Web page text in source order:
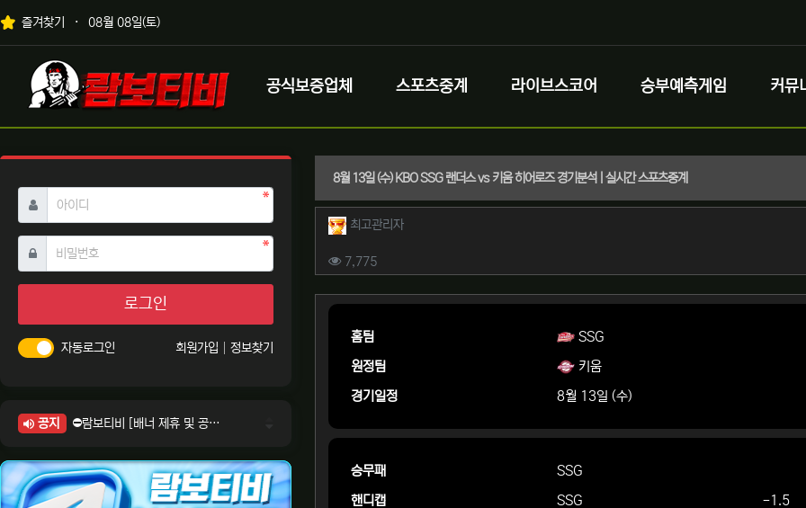
상단 네비
즐겨찾기 08월 08일(토)
메인 메뉴
로고
공식보증업체 스포츠중계 라이브스코어 승부예측게임 커뮤
8월 13일 (수) KBO SSG 랜더스 vs 키움 히어로즈 경기분석 | 실시간 스포츠중계
작성자 정보
최고관리자작성
컨텐츠 정보
7,775조회
본문
홈팀
SSG
원정팀
키움
경기일정
8월 13일 (수)
승무패 SSG
핸디캡
SSG -1.5
아이디 필수
비밀번호필수
로그인
자동로그인 회원가입 정보찾기
공지
⛔람보티비 [배너 제휴 및 공식 입점 문의 안내]
⛔람보티비 [정회원 등급UP! 안내사항]
⛔람보티비 [채팅방 이용시 주의사항]
⛔람보티비 [공식보증업체 안내]